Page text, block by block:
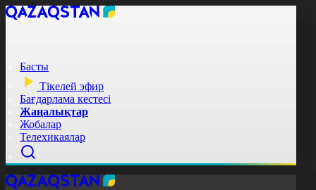
Басты
Тікелей эфир
Бағдарлама кестесі
Жаңалықтар
Жобалар
Телехикаялар